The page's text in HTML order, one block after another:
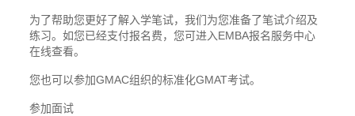
为了帮助您更好了解入学笔试，我们为您准备了笔试介绍及
练习。如您已经支付报名费，您可进入EMBA报名服务中心
在线查看。
您也可以参加GMAC组织的标准化GMAT考试。
参加面试